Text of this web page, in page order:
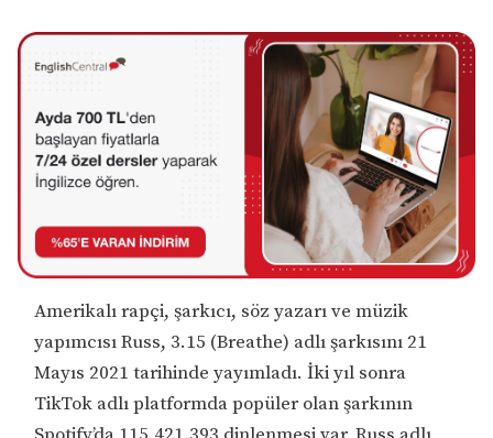
Amerikalı rapçi, şarkıcı, söz yazarı ve müzik
yapımcısı Russ, 3.15 (Breathe) adlı şarkısını 21
Mayıs 2021 tarihinde yayımladı. İki yıl sonra
TikTok adlı platformda popüler olan şarkının